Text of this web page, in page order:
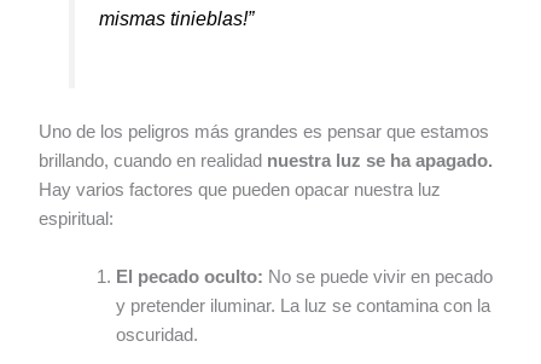
mismas tinieblas!”
Uno de los peligros más grandes es pensar que estamos
brillando, cuando en realidad nuestra luz se ha apagado.
Hay varios factores que pueden opacar nuestra luz
espiritual:
El pecado oculto: No se puede vivir en pecado
y pretender iluminar. La luz se contamina con la
oscuridad.